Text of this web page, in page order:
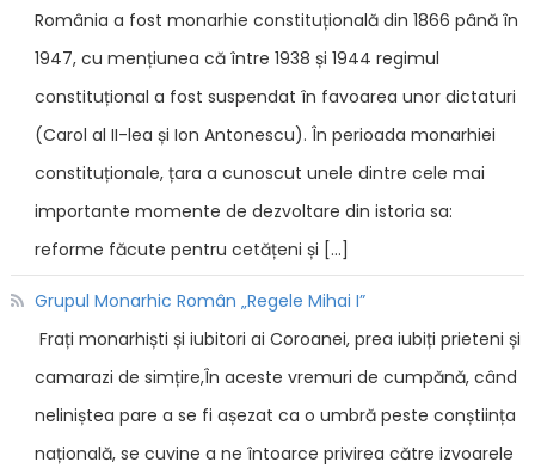
România a fost monarhie constituțională din 1866 până în
1947, cu mențiunea că între 1938 și 1944 regimul
constituțional a fost suspendat în favoarea unor dictaturi
(Carol al II-lea și Ion Antonescu). În perioada monarhiei
constituționale, țara a cunoscut unele dintre cele mai
importante momente de dezvoltare din istoria sa:
reforme făcute pentru cetățeni și […]
Grupul Monarhic Român „Regele Mihai I”
Frați monarhiști și iubitori ai Coroanei, prea iubiți prieteni și
camarazi de simțire,În aceste vremuri de cumpănă, când
neliniștea pare a se fi așezat ca o umbră peste conștiința
națională, se cuvine a ne întoarce privirea către izvoarele